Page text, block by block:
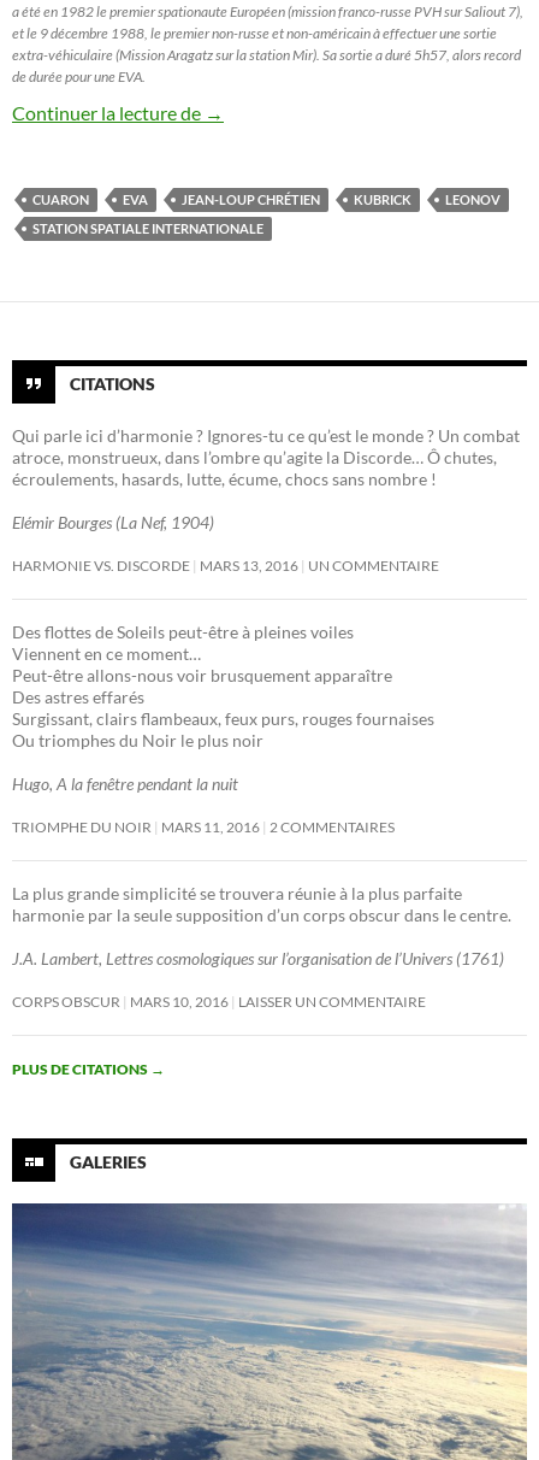
a été en 1982 le premier spationaute Européen (mission franco-russe PVH sur Saliout 7),
et le 9 décembre 1988, le premier non-russe et non-américain à effectuer une sortie
extra-véhiculaire (Mission Aragatz sur la station Mir). Sa sortie a duré 5h57, alors record
de durée pour une EVA.
Continuer la lecture de Les Chroniques de l’espace illustrées
→
CUARON EVA JEAN-LOUP CHRÉTIEN KUBRICK
LEONOV
STATION SPATIALE INTERNATIONALE
CITATIONS
Qui parle ici d’harmonie ? Ignores-tu ce qu’est le monde ? Un combat
atroce, monstrueux, dans l’ombre qu’agite la Discorde… Ô chutes,
écroulements, hasards, lutte, écume, chocs sans nombre !
Elémir Bourges (La Nef, 1904)
HARMONIE VS. DISCORDE MARS 13, 2016 UN COMMENTAIRE
Des flottes de Soleils peut-être à pleines voiles
Viennent en ce moment…
Peut-être allons-nous voir brusquement apparaître
Des astres effarés
Surgissant, clairs flambeaux, feux purs, rouges fournaises
Ou triomphes du Noir le plus noir
Hugo, A la fenêtre pendant la nuit
TRIOMPHE DU NOIR MARS 11, 2016 2 COMMENTAIRES
La plus grande simplicité se trouvera réunie à la plus parfaite
harmonie par la seule supposition d’un corps obscur dans le centre.
J.A. Lambert, Lettres cosmologiques sur l’organisation de l’Univers (1761)
CORPS OBSCUR MARS 10, 2016 LAISSER UN COMMENTAIRE
PLUS DE CITATIONS →
GALERIES